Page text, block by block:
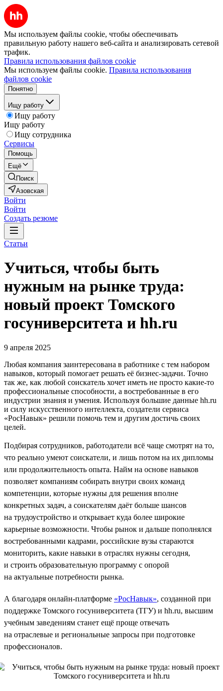
Мы используем файлы cookie, чтобы обеспечивать
правильную работу нашего веб-сайта и анализировать сетевой
трафик.
Правила использования файлов cookie
Мы используем файлы cookie. Правила использования
файлов cookie
Понятно
Ищу работу
Ищу работу
Ищу работу
Ищу сотрудника
Сервисы
Помощь
Ещё
Поиск
Азовская
Войти
Войти
Создать резюме
Статьи
Учиться, чтобы быть
нужным на рынке труда:
новый проект Томского
госуниверситета и hh.ru
9 апреля 2025
Любая компания заинтересована в работнике с тем набором
навыков, который помогает решать её бизнес-задачи. Точно
так же, как любой соискатель хочет иметь не просто какие-то
профессиональные способности, а востребованные в его
индустрии знания и умения. Используя большие данные hh.ru
и силу искусственного интеллекта, создатели сервиса
«РосНавык» решили помочь тем и другим достичь своих
целей.
Подбирая сотрудников, работодатели всё чаще смотрят на то,
что реально умеют соискатели, и лишь потом на их дипломы
или продолжительность опыта. Найм на основе навыков
позволяет компаниям собирать внутри своих команд
компетенции, которые нужны для решения вполне
конкретных задач, а соискателям даёт больше шансов
на трудоустройство и открывает куда более широкие
карьерные возможности. Чтобы рынок и дальше пополнялся
востребованными кадрами, российские вузы стараются
мониторить, какие навыки в отраслях нужны сегодня,
и строить образовательную программу с опорой
на актуальные потребности рынка.
А благодаря онлайн-платформе «РосНавык», созданной при
поддержке Томского госуниверситета (ТГУ) и hh.ru, высшим
учебным заведениям станет ещё проще отвечать
на отраслевые и региональные запросы при подготовке
профессионалов.